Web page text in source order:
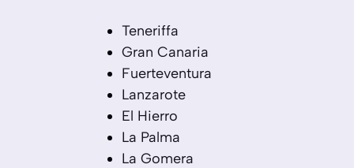
Teneriffa
Gran Canaria
Fuerteventura
Lanzarote
El Hierro
La Palma
La Gomera